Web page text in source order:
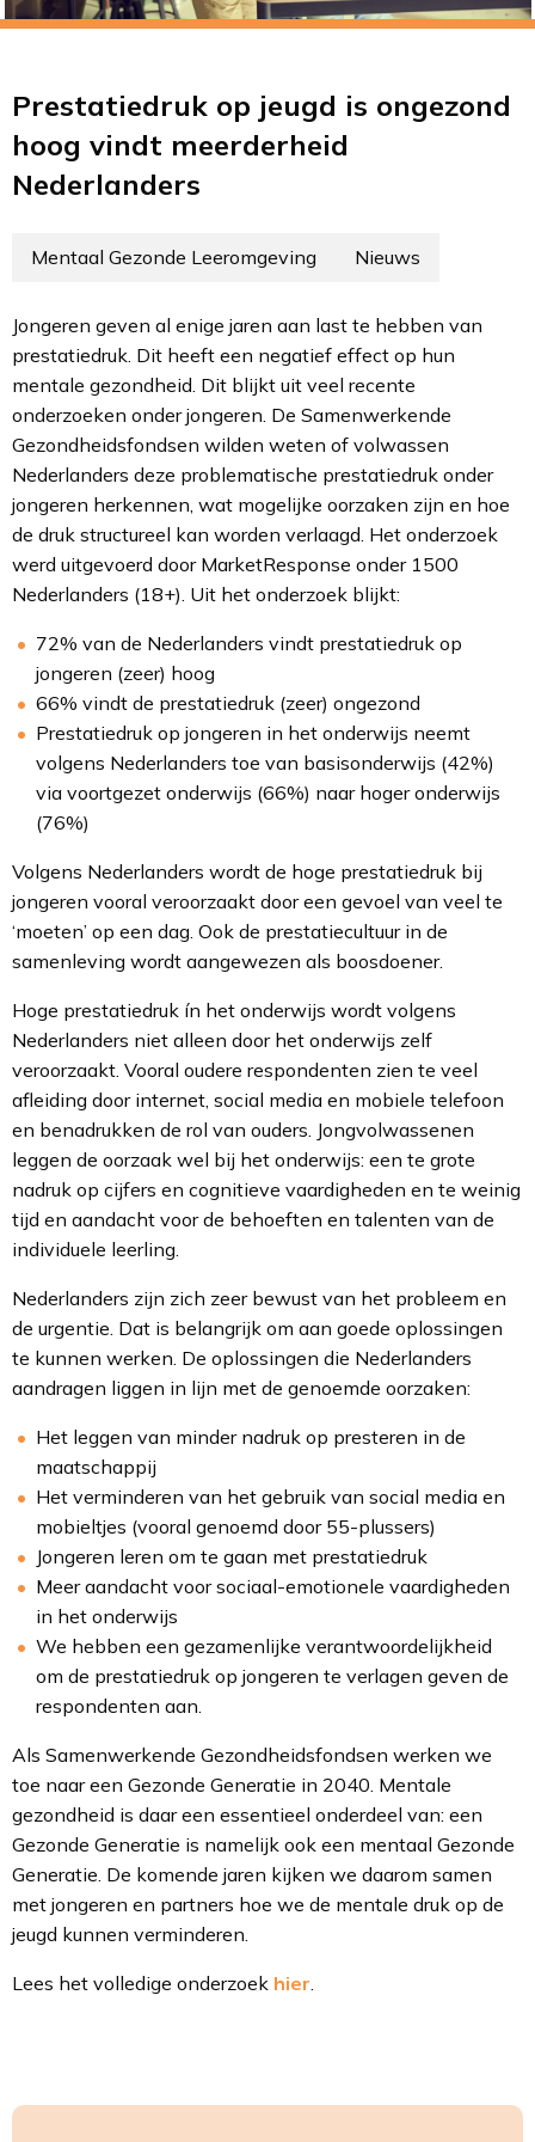
Prestatiedruk op jeugd is ongezond
hoog vindt meerderheid
Nederlanders
Mentaal Gezonde Leeromgeving Nieuws
Jongeren geven al enige jaren aan last te hebben van
prestatiedruk. Dit heeft een negatief effect op hun
mentale gezondheid. Dit blijkt uit veel recente
onderzoeken onder jongeren. De Samenwerkende
Gezondheidsfondsen wilden weten of volwassen
Nederlanders deze problematische prestatiedruk onder
jongeren herkennen, wat mogelijke oorzaken zijn en hoe
de druk structureel kan worden verlaagd. Het onderzoek
werd uitgevoerd door MarketResponse onder 1500
Nederlanders (18+). Uit het onderzoek blijkt:
72% van de Nederlanders vindt prestatiedruk op
jongeren (zeer) hoog
66% vindt de prestatiedruk (zeer) ongezond
Prestatiedruk op jongeren in het onderwijs neemt
volgens Nederlanders toe van basisonderwijs (42%)
via voortgezet onderwijs (66%) naar hoger onderwijs
(76%)
Volgens Nederlanders wordt de hoge prestatiedruk bij
jongeren vooral veroorzaakt door een gevoel van veel te
‘moeten’ op een dag. Ook de prestatiecultuur in de
samenleving wordt aangewezen als boosdoener.
Hoge prestatiedruk ín het onderwijs wordt volgens
Nederlanders niet alleen door het onderwijs zelf
veroorzaakt. Vooral oudere respondenten zien te veel
afleiding door internet, social media en mobiele telefoon
en benadrukken de rol van ouders. Jongvolwassenen
leggen de oorzaak wel bij het onderwijs: een te grote
nadruk op cijfers en cognitieve vaardigheden en te weinig
tijd en aandacht voor de behoeften en talenten van de
individuele leerling.
Nederlanders zijn zich zeer bewust van het probleem en
de urgentie. Dat is belangrijk om aan goede oplossingen
te kunnen werken. De oplossingen die Nederlanders
aandragen liggen in lijn met de genoemde oorzaken:
Het leggen van minder nadruk op presteren in de
maatschappij
Het verminderen van het gebruik van social media en
mobieltjes (vooral genoemd door 55-plussers)
Jongeren leren om te gaan met prestatiedruk
Meer aandacht voor sociaal-emotionele vaardigheden
in het onderwijs
We hebben een gezamenlijke verantwoordelijkheid
om de prestatiedruk op jongeren te verlagen geven de
respondenten aan.
Als Samenwerkende Gezondheidsfondsen werken we
toe naar een Gezonde Generatie in 2040. Mentale
gezondheid is daar een essentieel onderdeel van: een
Gezonde Generatie is namelijk ook een mentaal Gezonde
Generatie. De komende jaren kijken we daarom samen
met jongeren en partners hoe we de mentale druk op de
jeugd kunnen verminderen.
Lees het volledige onderzoek hier.